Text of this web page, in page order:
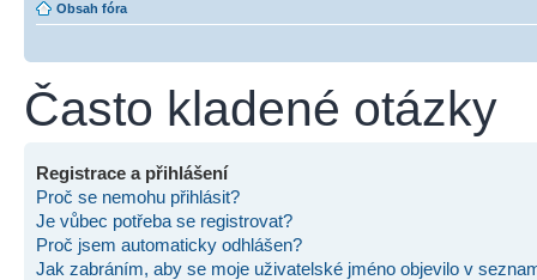
Obsah fóra
Často kladené otázky
Registrace a přihlášení
Proč se nemohu přihlásit?
Je vůbec potřeba se registrovat?
Proč jsem automaticky odhlášen?
Jak zabráním, aby se moje uživatelské jméno objevilo v